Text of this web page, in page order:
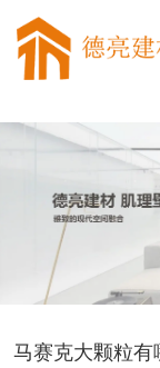
装饰建
马赛克大颗粒有